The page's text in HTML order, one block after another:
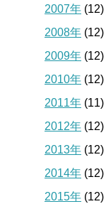
2007年 (12)
2008年 (12)
2009年 (12)
2010年 (12)
2011年 (11)
2012年 (12)
2013年 (12)
2014年 (12)
2015年 (12)